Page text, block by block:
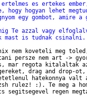
es ertekes
hogy hogyan lehet
egy gombot, amire a
Te azzal vagy
mast is tudnak csinalni.
nem koveteli meg
persze nem art ->
mar regota kitalaltak
drag and drop-
hatekonnya valt
rulez! :). Te meg a
segitsegevel regen